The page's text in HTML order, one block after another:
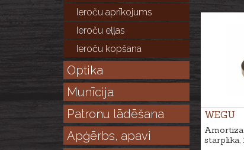
Ieroču aprīkojums
Ieroču eļļas
Ieroču kopšana
Optika
Munīcija
Patronu lādēšana
Apģērbs, apavi
WEGU
starplika,